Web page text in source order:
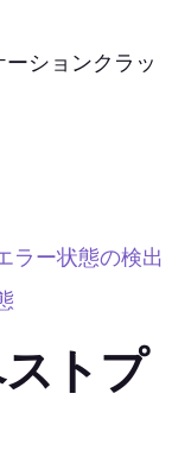
ションクラッ
ラー状態の検出
トプ